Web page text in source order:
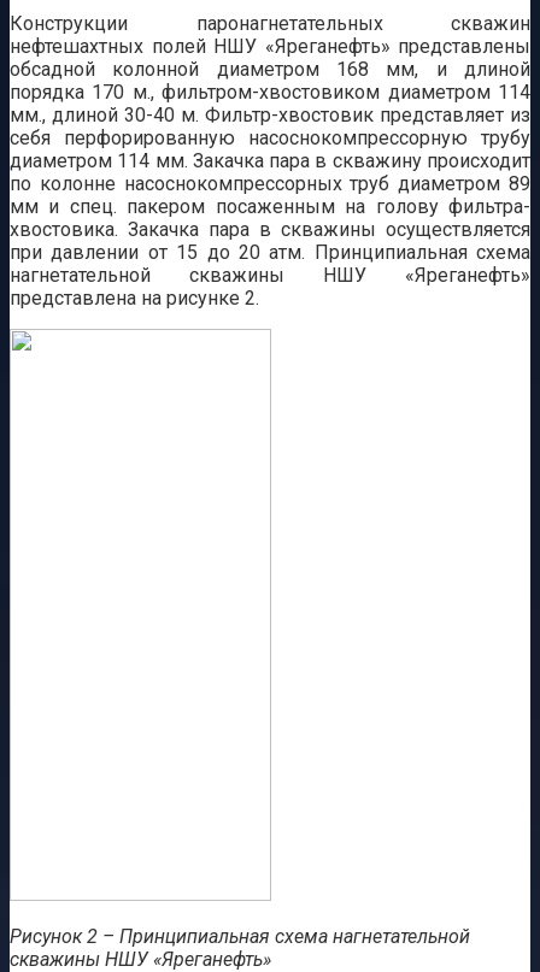
Конструкции паронагнетательных скважин
нефтешахтных полей НШУ «Яреганефть» представлены
обсадной колонной диаметром 168 мм, и длиной
порядка 170 м., фильтром-хвостовиком диаметром 114
мм., длиной 30-40 м. Фильтр-хвостовик представляет из
себя перфорированную насоснокомпрессорную трубу
диаметром 114 мм. Закачка пара в скважину происходит
по колонне насоснокомпрессорных труб диаметром 89
мм и спец. пакером посаженным на голову фильтра-
хвостовика. Закачка пара в скважины осуществляется
при давлении от 15 до 20 атм. Принципиальная схема
нагнетательной скважины НШУ «Яреганефть»
представлена на рисунке 2.
Рисунок 2 – Принципиальная схема нагнетательной
скважины НШУ «Яреганефть»